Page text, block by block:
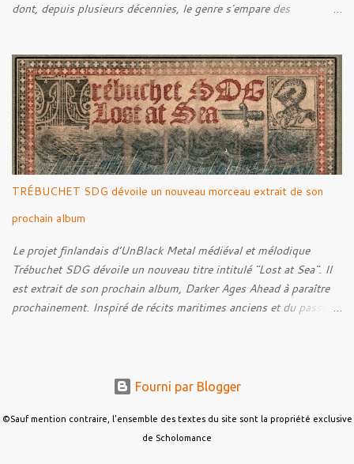
dont, depuis plusieurs décennies, le genre s'empare des
cette réflexion, Tracks est allé à la rencontre de Noise (
Kanonenfieber ) et de Dmytro Kumar ( 1914 ), qui reviennent sur
leur intérêt pour la Première Guerre mondiale. Le documentaire
donne également la parole au producteur Kristian "Kohle"
Kohlmannslehner, collaborateur de 1914 , ainsi qu'à l'historien
Ralf Raths, directeur du Musée allemand des blindés de Munster,
afin d'interroger plus largement la place des images de guerre
dans l'esthétique et l'imaginaire du Metal. Le reportage est à
découvrir ci-dessous :
TRÉBUCHET SDG dévoile un nouveau morceau extrait de son
prochain album
Le projet finlandais d’UnBlack Metal médiéval et mélodique
Trébuchet SDG dévoile un nouveau titre intitulé "Lost at Sea". Il
est extrait de son prochain album, Darker Ages Ahead à paraître
prochainement. Inspiré de récits maritimes anciens et du passage
la persévérance et de l’espoir face aux épreuves, alors que le
ténèbres qui l’entourent.
Fourni par Blogger
©Sauf mention contraire, l'ensemble des textes du site sont la propriété exclusive
de Scholomance